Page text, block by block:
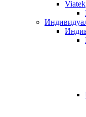
Viatek